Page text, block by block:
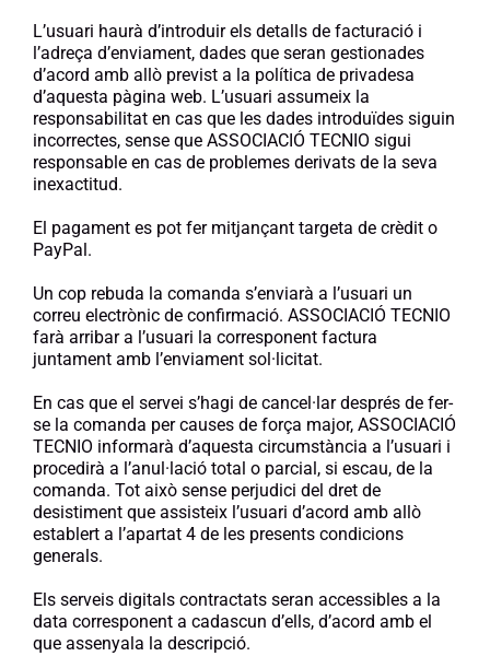
L’usuari haurà d’introduir els detalls de facturació i
l’adreça d’enviament, dades que seran gestionades
d’acord amb allò previst a la política de privadesa
d’aquesta pàgina web. L’usuari assumeix la
responsabilitat en cas que les dades introduïdes siguin
incorrectes, sense que ASSOCIACIÓ TECNIO sigui
responsable en cas de problemes derivats de la seva
inexactitud.
El pagament es pot fer mitjançant targeta de crèdit o
PayPal.
Un cop rebuda la comanda s’enviarà a l’usuari un
correu electrònic de confirmació. ASSOCIACIÓ TECNIO
farà arribar a l’usuari la corresponent factura
juntament amb l’enviament sol·licitat.
En cas que el servei s’hagi de cancel·lar després de fer-
se la comanda per causes de força major, ASSOCIACIÓ
TECNIO informarà d’aquesta circumstància a l’usuari i
procedirà a l’anul·lació total o parcial, si escau, de la
comanda. Tot això sense perjudici del dret de
desistiment que assisteix l’usuari d’acord amb allò
establert a l’apartat 4 de les presents condicions
generals.
Els serveis digitals contractats seran accessibles a la
data corresponent a cadascun d’ells, d’acord amb el
que assenyala la descripció.